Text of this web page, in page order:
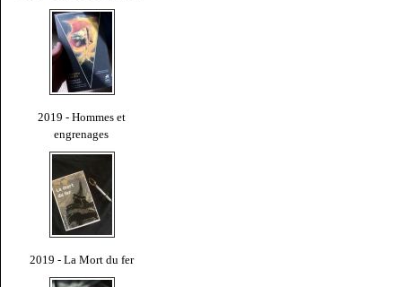
2019 - Hommes et
engrenages
2019 - La Mort du fer